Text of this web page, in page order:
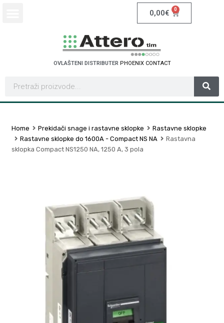
0,00€ 0
OVLAŠTENI DISTRIBUTER PHOENIX CONTACT
Home Prekidači snage i rastavne sklopke
Rastavne sklopke
Rastavne sklopke do 1600A - Compact NS NA
Rastavna
sklopka Compact NS1250 NA, 1250 A, 3 pola